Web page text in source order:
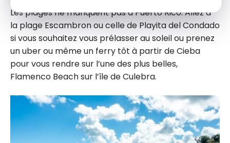
Les plages ne manquent pas à Puerto Rico. Allez à
la plage Escambron ou celle de Playita del Condado
si vous souhaitez vous prélasser au soleil ou prenez
un uber ou même un ferry tôt à partir de Cieba
pour vous rendre sur l’une des plus belles,
Flamenco Beach sur l’île de Culebra.